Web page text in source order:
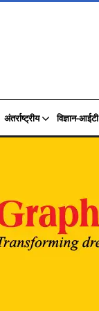
अंतर्राष्ट्रीय विज्ञान-आईटी